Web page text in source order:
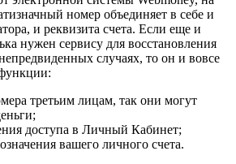
номер объединяет в себе и
и реквизита счета. Если еще и
нужен сервису для восстановления
случаях, то он и вовсе
третьим лицам, так они могут
доступа в Личный Кабинет;
вашего личного счета.